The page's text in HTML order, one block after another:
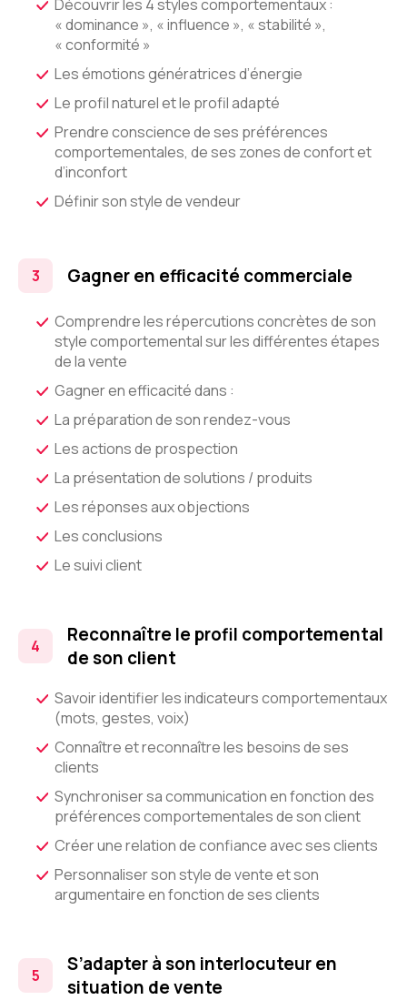
Découvrir les 4 styles comportementaux :
« dominance », « influence », « stabilité »,
« conformité »
Les émotions génératrices d’énergie
Le profil naturel et le profil adapté
Prendre conscience de ses préférences
comportementales, de ses zones de confort et
d’inconfort
Définir son style de vendeur
Gagner en efficacité commerciale
Comprendre les répercutions concrètes de son
style comportemental sur les différentes étapes
de la vente
Gagner en efficacité dans :
La préparation de son rendez-vous
Les actions de prospection
La présentation de solutions / produits
Les réponses aux objections
Les conclusions
Le suivi client
Reconnaître le profil comportemental
de son client
Savoir identifier les indicateurs comportementaux
(mots, gestes, voix)
Connaître et reconnaître les besoins de ses
clients
Synchroniser sa communication en fonction des
préférences comportementales de son client
Créer une relation de confiance avec ses clients
Personnaliser son style de vente et son
argumentaire en fonction de ses clients
S’adapter à son interlocuteur en
situation de vente